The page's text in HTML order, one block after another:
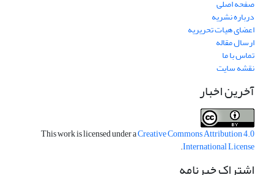
صفحه اصلی
درباره نشریه
اعضای هیات تحریریه
ارسال مقاله
تماس با ما
نقشه سایت
آخرین اخبار
This work is licensed under aCreative Commons Attribution 4.0
International License
.
اشتراک خبرنامه